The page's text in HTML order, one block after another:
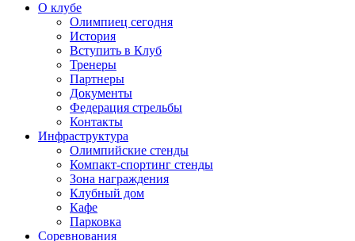
О клубе
Олимпиец сегодня
История
Вступить в Клуб
Тренеры
Партнеры
Документы
Федерация стрельбы
Контакты
Инфраструктура
Олимпийские стенды
Компакт-спортинг стенды
Зона награждения
Клубный дом
Кафе
Парковка
Соревнования